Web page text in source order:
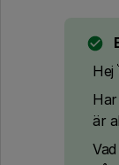
​Hej
är